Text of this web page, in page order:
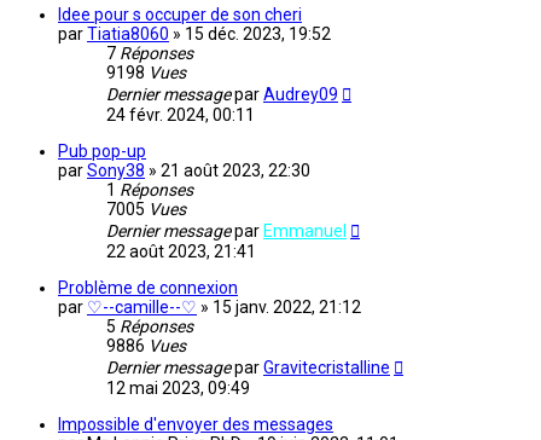
Idee pour s occuper de son cheri
parTiatia8060 » 15 déc. 2023, 19:52
7 Réponses
9198 Vues
Dernier messageparAudrey09
24 févr. 2024, 00:11
Pub pop-up
parSony38 » 21 août 2023, 22:30
1 Réponses
7005 Vues
Dernier messagepar Emmanuel
22 août 2023, 21:41
Problème de connexion
par ♡--camille--♡ » 15 janv. 2022, 21:12
5 Réponses
9886 Vues
Dernier messageparGravitecristalline
12 mai 2023, 09:49
Impossible d'envoyer des messages